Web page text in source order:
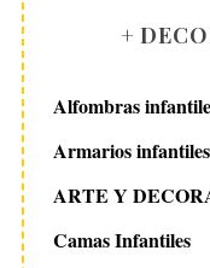
+
Alfombras
Armarios infantiles
ARTE Y
Camas Infantiles